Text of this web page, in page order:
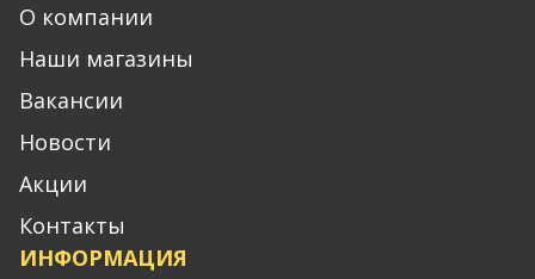
О компании
Наши магазины
Вакансии
Новости
Акции
Контакты
ИНФОРМАЦИЯ